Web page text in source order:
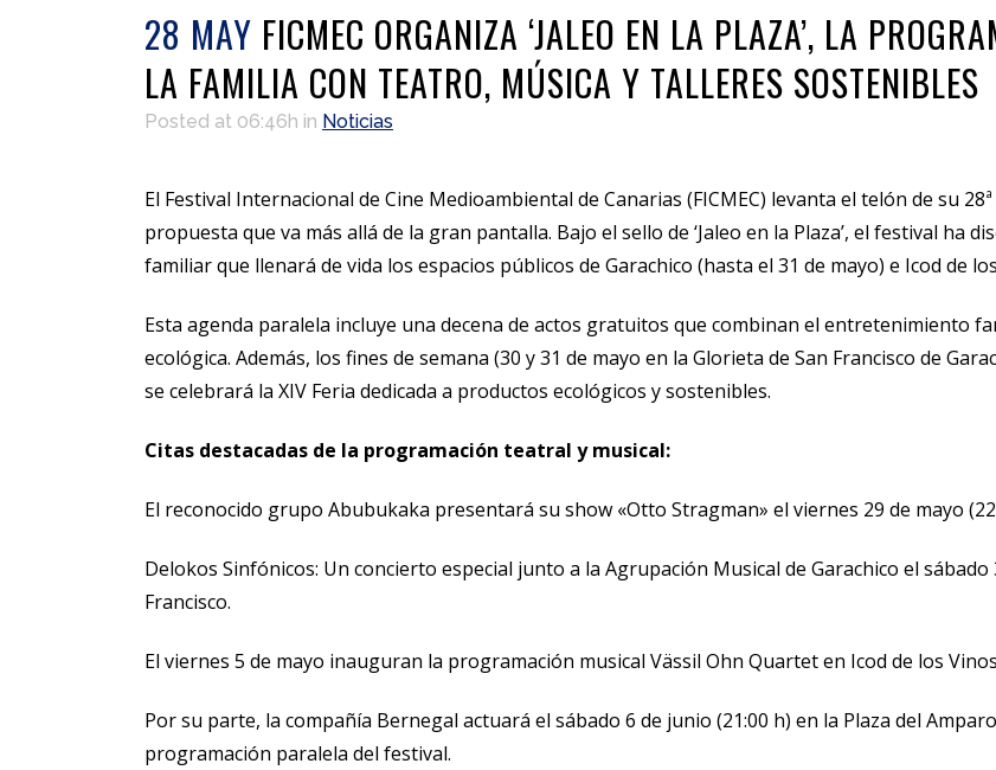
28 MAY FICMEC ORGANIZA ‘JALEO EN LA PLAZA’, LA
LA FAMILIA CON TEATRO, MÚSICA Y TALLERES SOSTENIBLES
Posted at 06:46h in Noticias
El Festival Internacional de Cine Medioambiental de Canarias (FICMEC) levanta el telón de su
propuesta que va más allá de la gran pantalla. Bajo el sello de ‘Jaleo en la Plaza’, el festival ha
familiar que llenará de vida los espacios públicos de Garachico (hasta el 31 de mayo) e Icod de
Esta agenda paralela incluye una decena de actos gratuitos que combinan el entretenimiento
ecológica. Además, los fines de semana (30 y 31 de mayo en la Glorieta de San Francisco de
se celebrará la XIV Feria dedicada a productos ecológicos y sostenibles.
Citas destacadas de la programación teatral y musical:
El reconocido grupo Abubukaka presentará su show «Otto Stragman» el viernes 29 de mayo
Delokos Sinfónicos: Un concierto especial junto a la Agrupación Musical de Garachico el sábado
Francisco.
El viernes 5 de mayo inauguran la programación musical Vässil Ohn Quartet en Icod de los
Por su parte, la compañía Bernegal actuará el sábado 6 de junio (21:00 h) en la Plaza del
programación paralela del festival.